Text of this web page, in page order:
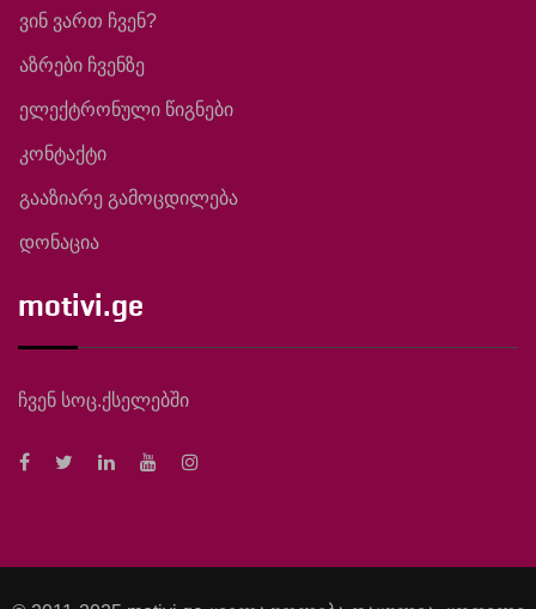
ვინ ვართ ჩვენ?
აზრები ჩვენზე
ელექტრონული წიგნები
კონტაქტი
გააზიარე გამოცდილება
დონაცია
motivi.ge
ჩვენ სოც.ქსელებში